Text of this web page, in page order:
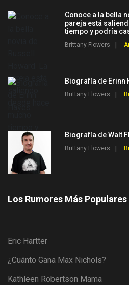
Conoce a la bella
pareja está
tiempo y podría
Brittany Flowers
Biografía de Erinn
Brittany Flowers
Biografía de Walt
Brittany Flowers
Los Rumores Más Populares
Eric Hartter
¿Cuánto Gana Max Nichols?
Kathleen Robertson Mama